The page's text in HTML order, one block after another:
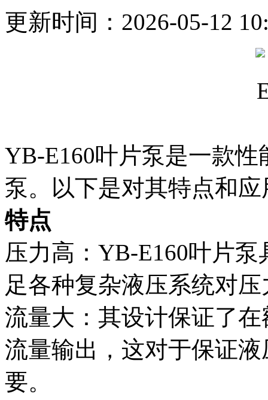
更新时间：2026-05-12
YB-E160叶片泵是一款
泵。以下是对其特点和
特点
压力高：YB-E160叶片
足各种复杂液压系统对
流量大：其设计保证了
流量输出，这对于保证
要。